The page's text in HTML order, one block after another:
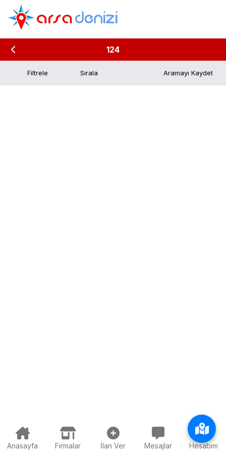
124
Filtrele Aramayı Kaydet
Anasayfa Firmalar İlan Ver Mesajlar Hesabım